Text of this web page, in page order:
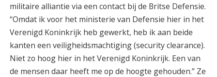
militaire alliantie via een contact bij de Britse Defensie.
“Omdat ik voor het ministerie van Defensie hier in het
Verenigd Koninkrijk heb gewerkt, heb ik aan beide
kanten een veiligheidsmachtiging (security clearance).
Niet zo hoog hier in het Verenigd Koninkrijk. Een van
de mensen daar heeft me op de hoogte gehouden.” Ze